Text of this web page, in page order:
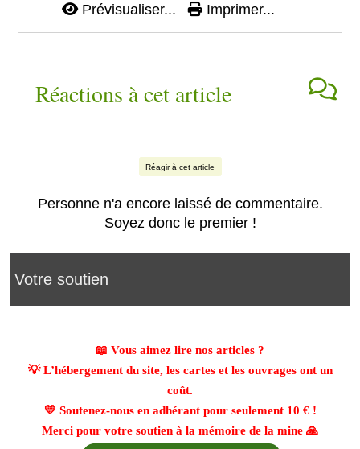
Votre soutien
📖 Vous aimez lire nos articles ?
💡 L’hébergement du site, les cartes et les ouvrages ont un
coût.
💛 Soutenez-nous en adhérant pour seulement 10 €!
Merci pour votre soutien à la mémoire de la mine 🙏
Prévisualiser... Imprimer...
Réactions à cet article
Réagir à cet article
Personne n'a encore laissé de commentaire.
Soyez donc le premier !